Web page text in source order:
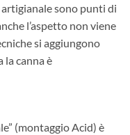
sono punti di
l’aspetto non viene
si aggiungono
canna è
(montaggio Acid) è